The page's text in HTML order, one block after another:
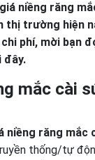
niềng răng
thị trường hiện
phí, mời bạn
đây.
mắc cài
niềng răng mắc
thống/tự